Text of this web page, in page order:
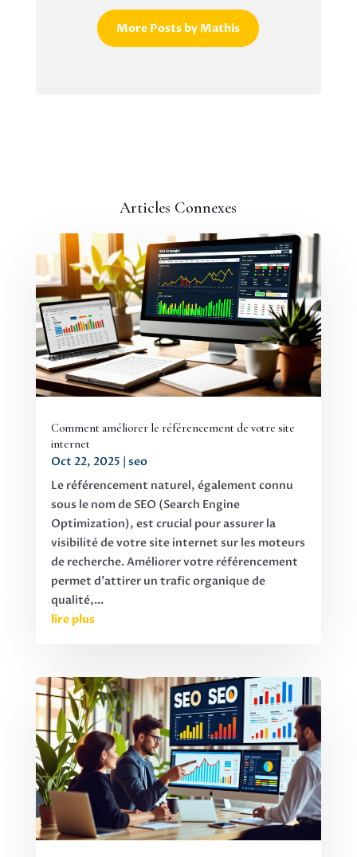
More Posts by Mathis
Articles Connexes
Comment améliorer le référencement de votre site
internet
Oct 22, 2025 | seo
Le référencement naturel, également connu
sous le nom de SEO (Search Engine
Optimization), est crucial pour assurer la
visibilité de votre site internet sur les moteurs
de recherche. Améliorer votre référencement
permet d'attirer un trafic organique de
qualité,...
lire plus